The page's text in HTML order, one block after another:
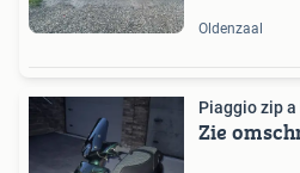
Oldenzaal
Piaggio zip a
Zie